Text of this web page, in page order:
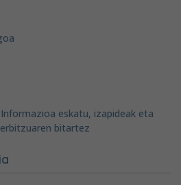
eskatu, izapideak eta
bitartez